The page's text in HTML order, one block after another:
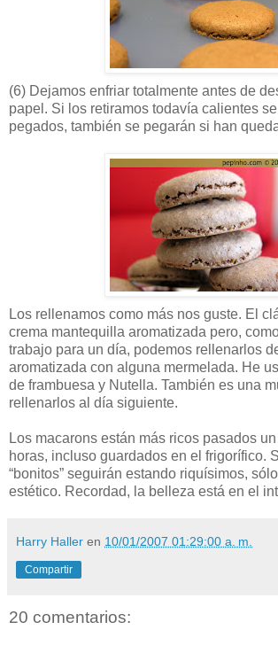
(6) Dejamos enfriar totalmente antes de
papel. Si los retiramos todavía calientes
pegados, también se pegarán si han
Los rellenamos como más nos guste. El
crema mantequilla aromatizada pero,
trabajo para un día, podemos rellenarlos
aromatizada con alguna mermelada. He
de frambuesa y Nutella. También es una
rellenarlos al día siguiente.
Los macarons están más ricos pasados
horas, incluso guardados en el frigorífico.
“bonitos” seguirán estando riquísimos,
estético. Recordad, la belleza está en el
Harry Haller en 10/01/2007 01:29:00 a. m.
Compartir
20 comentarios: